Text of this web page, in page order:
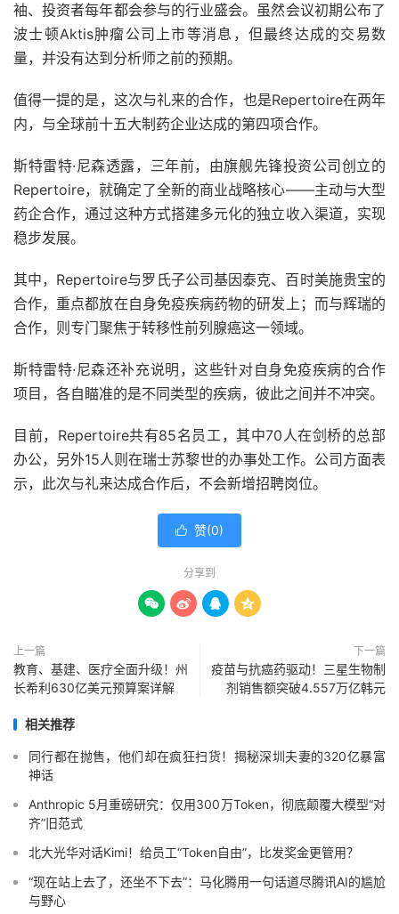
袖、投资者每年都会参与的行业盛会。虽然会议初期公布了
波士顿Aktis肿瘤公司上市等消息，但最终达成的交易数
量，并没有达到分析师之前的预期。
值得一提的是，这次与礼来的合作，也是Repertoire在两年
内，与全球前十五大制药企业达成的第四项合作。
斯特雷特·尼森透露，三年前，由旗舰先锋投资公司创立的
Repertoire，就确定了全新的商业战略核心——主动与大型
药企合作，通过这种方式搭建多元化的独立收入渠道，实现
稳步发展。
其中，Repertoire与罗氏子公司基因泰克、百时美施贵宝的
合作，重点都放在自身免疫疾病药物的研发上；而与辉瑞的
合作，则专门聚焦于转移性前列腺癌这一领域。
斯特雷特·尼森还补充说明，这些针对自身免疫疾病的合作
项目，各自瞄准的是不同类型的疾病，彼此之间并不冲突。
目前，Repertoire共有85名员工，其中70人在剑桥的总部
办公，另外15人则在瑞士苏黎世的办事处工作。公司方面表
示，此次与礼来达成合作后，不会新增招聘岗位。
 赞(0)
分享到
   
上一篇
教育、基建、医疗全面升级！州
长希利630亿美元预算案详解
下一篇
疫苗与抗癌药驱动！三星生物制
剂销售额突破4.557万亿韩元
相关推荐
同行都在抛售，他们却在疯狂扫货！揭秘深圳夫妻的320亿暴富
神话
Anthropic 5月重磅研究：仅用300万Token，彻底颠覆大模型“对
齐”旧范式
北大光华对话Kimi！给员工“Token自由”，比发奖金更管用？
“现在站上去了，还坐不下去”：马化腾用一句话道尽腾讯AI的尴尬
与野心